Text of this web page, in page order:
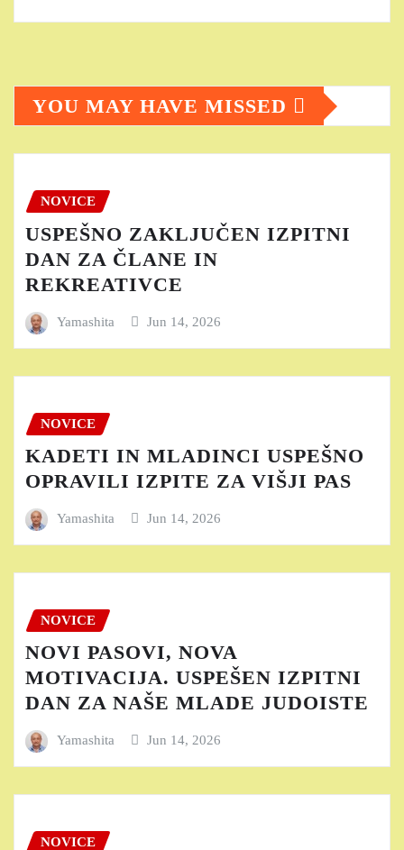
YOU MAY HAVE MISSED
NOVICE
USPEŠNO ZAKLJUČEN IZPITNI
DAN ZA ČLANE IN
REKREATIVCE
Yamashita Jun 14, 2026
NOVICE
KADETI IN MLADINCI USPEŠNO
OPRAVILI IZPITE ZA VIŠJI PAS
Yamashita Jun 14, 2026
NOVICE
NOVI PASOVI, NOVA
MOTIVACIJA. USPEŠEN IZPITNI
DAN ZA NAŠE MLADE JUDOISTE
Yamashita Jun 14, 2026
NOVICE